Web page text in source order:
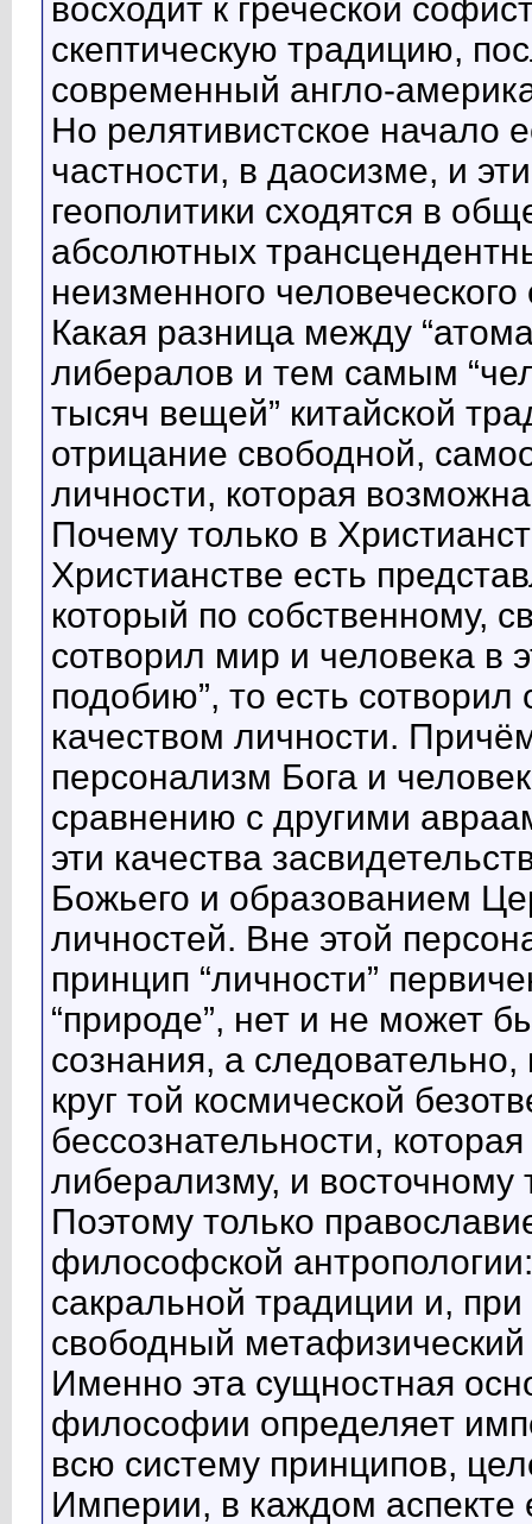
восходит к греческой
скептическую традицию,
современный англо-
Но релятивистское начало
частности, в даосизме, и
геополитики сходятся в
абсолютных
неизменного
Какая разница между
либералов и тем самым
тысяч вещей” китайской
отрицание свободной,
личности, которая
Почему только в
Христианстве есть
который по собственному,
сотворил мир и человека в
подобию”, то есть
качеством личности.
персонализм Бога и
сравнению с другими
эти качества
Божьего и образованием
личностей. Вне этой
принцип “личности”
“природе”, нет и не может
сознания, а
круг той космической
бессознательности,
либерализму, и восточному
Поэтому только
философской
сакральной традиции и,
свободный метафизический
Именно эта сущностная
философии определяет
всю систему принципов,
Империи, в каждом аспекте